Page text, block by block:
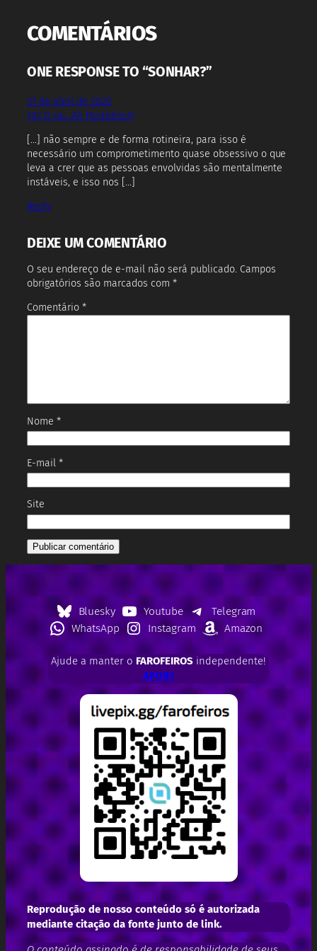
COMENTÁRIOS
ONE RESPONSE TO “SONHAR?”
27 de abril de 2020
10? O qu…Ah Parabéns!!!
[…] não sempre e de forma rotineira, para isso é
necessário um comprometimento quase obsessivo o que
leva a crer que as pessoas envolvidas são mentalmente
instáveis, e isso nos […]
Reply
DEIXE UM COMENTÁRIO
O seu endereço de e-mail não será publicado. Campos
obrigatórios são marcados com *
Comentário *
Nome *
E-mail *
Site
Bluesky Youtube
Telegram
WhatsApp
Instagram Amazon
Ajude a manter o FAROFEIROSindependente!
APOIE!
Reprodução de nosso conteúdo só é autorizada
mediante citação da fonte junto de link.